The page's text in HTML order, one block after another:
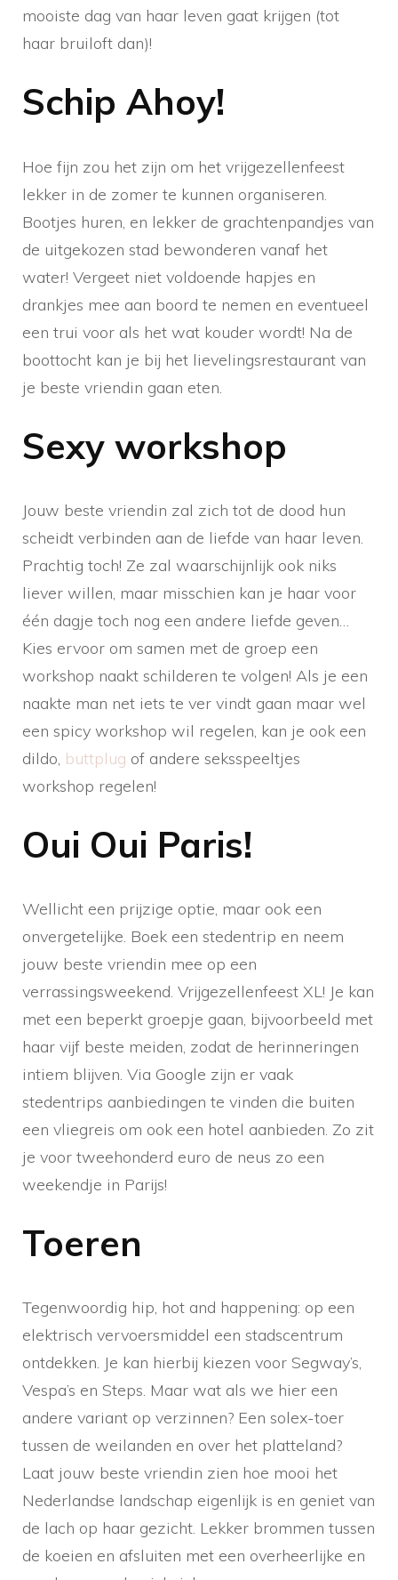
mooiste dag van haar leven gaat krijgen (tot
haar bruiloft dan)!
Schip Ahoy!
Hoe fijn zou het zijn om het vrijgezellenfeest
lekker in de zomer te kunnen organiseren.
Bootjes huren, en lekker de grachtenpandjes van
de uitgekozen stad bewonderen vanaf het
water! Vergeet niet voldoende hapjes en
drankjes mee aan boord te nemen en eventueel
een trui voor als het wat kouder wordt! Na de
boottocht kan je bij het lievelingsrestaurant van
je beste vriendin gaan eten.
Sexy workshop
Jouw beste vriendin zal zich tot de dood hun
scheidt verbinden aan de liefde van haar leven.
Prachtig toch! Ze zal waarschijnlijk ook niks
liever willen, maar misschien kan je haar voor
één dagje toch nog een andere liefde geven…
Kies ervoor om samen met de groep een
workshop naakt schilderen te volgen! Als je een
naakte man net iets te ver vindt gaan maar wel
een spicy workshop wil regelen, kan je ook een
dildo, buttplug of andere seksspeeltjes
workshop regelen!
Oui Oui Paris!
Wellicht een prijzige optie, maar ook een
onvergetelijke. Boek een stedentrip en neem
jouw beste vriendin mee op een
verrassingsweekend. Vrijgezellenfeest XL! Je kan
met een beperkt groepje gaan, bijvoorbeeld met
haar vijf beste meiden, zodat de herinneringen
intiem blijven. Via Google zijn er vaak
stedentrips aanbiedingen te vinden die buiten
een vliegreis om ook een hotel aanbieden. Zo zit
je voor tweehonderd euro de neus zo een
weekendje in Parijs!
Toeren
Tegenwoordig hip, hot and happening: op een
elektrisch vervoersmiddel een stadscentrum
ontdekken. Je kan hierbij kiezen voor Segway’s,
Vespa’s en Steps. Maar wat als we hier een
andere variant op verzinnen? Een solex-toer
tussen de weilanden en over het platteland?
Laat jouw beste vriendin zien hoe mooi het
Nederlandse landschap eigenlijk is en geniet van
de lach op haar gezicht. Lekker brommen tussen
de koeien en afsluiten met een overheerlijke en